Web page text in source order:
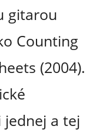
gitarou
Counting
(2004).
a tej